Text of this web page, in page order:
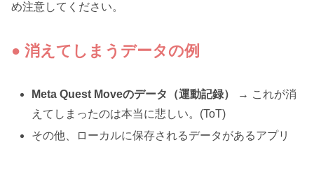
め注意してください。
● 消えてしまうデータの例
Meta Quest Moveのデータ（運動記録）
→ これが消
えてしまったのは本当に悲しい。(ToT)
その他、ローカルに保存されるデータがあるアプリ